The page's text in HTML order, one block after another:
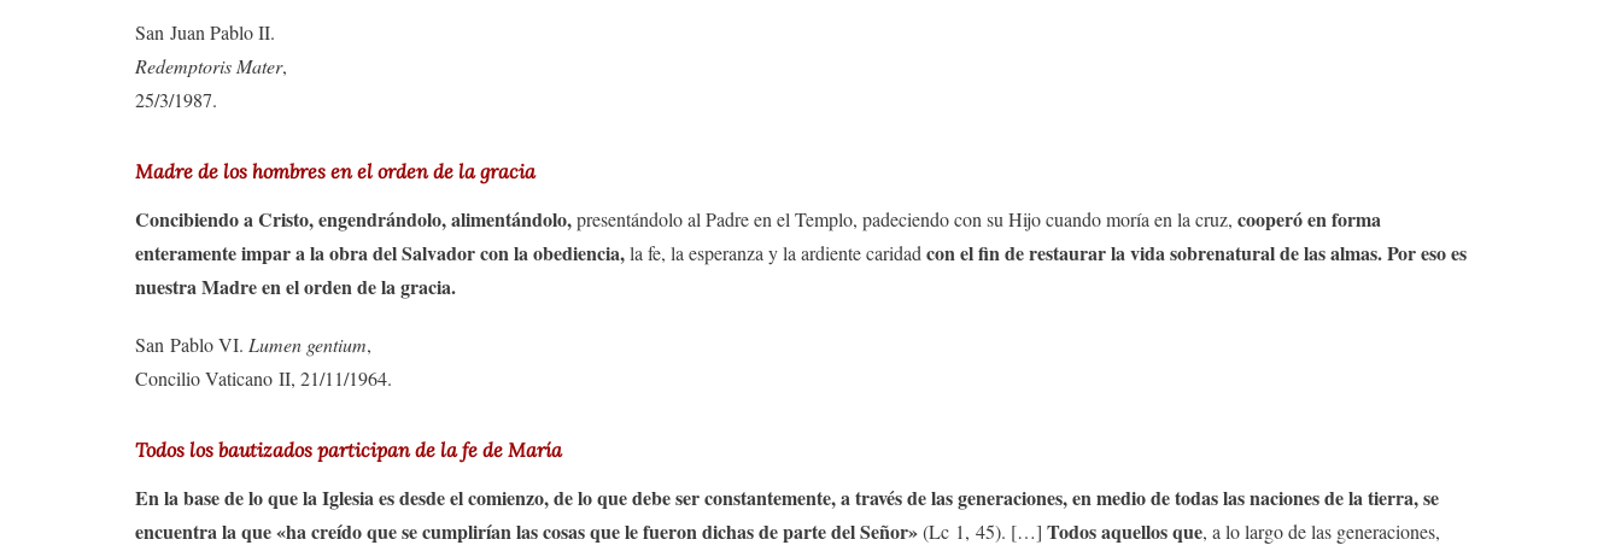
San Juan Pablo II.
Redemptoris Mater,
25/3/1987.
Madre de los hombres en el orden de la gracia
Concibiendo a Cristo, engendrándolo, alimentándolo,presentándolo al Padre en el Templo, padeciendo con su Hijo cuando moría en la cruz, cooperó en forma
enteramente impar a la obra del Salvador con la obediencia,la fe, la esperanza y la ardiente caridad con el fin de restaurar la vida sobrenatural de las almas. Por eso es
nuestra Madre en el orden de la gracia.
San Pablo VI. Lumen gentium,
Concilio Vaticano II, 21/11/1964.
Todos los bautizados participan de la fe de María
En la base de lo que la Iglesia es desde el comienzo, de lo que debe ser constantemente, a través de las generaciones, en medio de todas las naciones de la tierra, se
encuentra la que «ha creído que se cumplirían las cosas que le fueron dichas de parte del Señor»(Lc 1, 45). […] Todos aquellos que, a lo largo de las generaciones,